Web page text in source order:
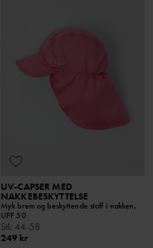
UV-CAPSER MED
NAKKEBESKYTTELSE
Myk brem og beskyttende stoff i nakken,
UPF 50
Stl : 44-58
249 kr